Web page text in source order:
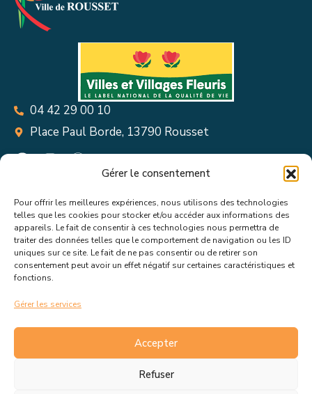
Gérer le consentement
Pour offrir les meilleures expériences, nous utilisons des technologies
telles que les cookies pour stocker et/ou accéder aux informations des
appareils. Le fait de consentir à ces technologies nous permettra de
traiter des données telles que le comportement de navigation ou les ID
uniques sur ce site. Le fait de ne pas consentir ou de retirer son
consentement peut avoir un effet négatif sur certaines caractéristiques et
fonctions.
Gérer les services
Accepter
Refuser
04 42 29 00 10
Place Paul Borde, 13790 Rousset
Suivez toutes les informations &
actualités de votre ville !
mairie de Rousset. En savoir plus sur la gestion de mes